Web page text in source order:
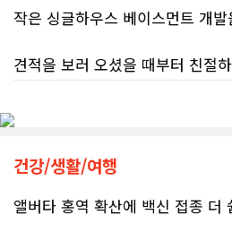
차량을 인수하는 날에도 시간이 오래 걸렸음에도 불구하고 모든 기능을 하나씩 직접 설명해 주시고, 앞으로 차량을 관리하면서 꼭 확인해야 할 부분과
그동안 만났던 딜러분들은 차량을 판매하는 데 집중하시는 경우가 많았는데, 박문호 딜러님은 고객의 입장에서 무엇이 가장 좋은 선택인지 먼저 생각해 주
좋은 차를 구매할 수 있도록 끝까지 최선을 다해 주시고, 늘 친절하고 세심하게 도와주신 박문호 딜러님께 진심으로 감사드립니다. 주변
견적을 보러 오셨을 때부터 친절하고 꼼꼼하게 공간을 확인해 주셨고, 여러 옵션이 포함된 견적
공사가 끝난 후에는 마무리 점검까지 꼼꼼하게 진행해 주시는 모습에
무엇보다 작은 베이스먼트 공간을 밝고 깔끔하면서도 가족 모두가 편하게 사용할 수 있는 공간으로 완성해 주셔서 정말 만족
건강/생활/여행